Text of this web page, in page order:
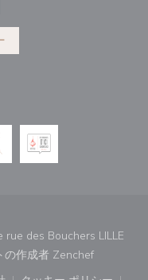
((新しいウィンドウで
((新しいウィンド
rue des Bouchers LILLE
の作成者 Zenchef((新しいウ